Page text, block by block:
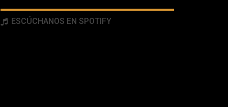
ESCÚCHANOS EN SPOTIFY